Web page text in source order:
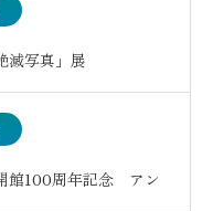
滅写真」展
館100周年記念 アン